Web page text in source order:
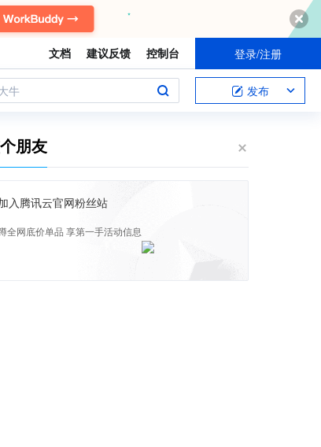
文档 建议反馈 控制台 登录/注册
牛 发布
朋友
入腾讯云官网粉丝站
全网底价单品 享第一手活动信息